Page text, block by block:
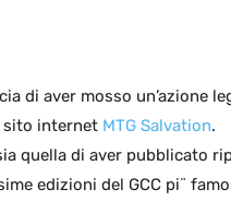
di aver mosso un’azione
sito internet MTG Salvation.
quella di aver pubblicato
edizioni del GCC pi¨